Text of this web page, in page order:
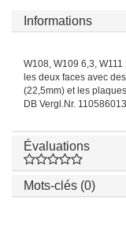
Informations
W108, W109 6,3,
les deux faces avec
(22,5mm) et les
DB Vergl.Nr.
Évaluations
Mots-clés (0)